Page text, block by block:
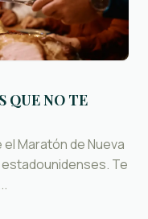
QUE NO TE
Maratón de Nueva
Te